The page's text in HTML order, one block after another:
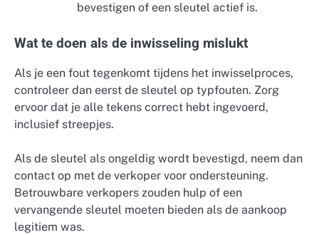
bevestigen of een sleutel actief is.
Wat te doen als de inwisseling mislukt
Als je een fout tegenkomt tijdens het inwisselproces,
controleer dan eerst de sleutel op typfouten. Zorg
ervoor dat je alle tekens correct hebt ingevoerd,
inclusief streepjes.
Als de sleutel als ongeldig wordt bevestigd, neem dan
contact op met de verkoper voor ondersteuning.
Betrouwbare verkopers zouden hulp of een
vervangende sleutel moeten bieden als de aankoop
legitiem was.